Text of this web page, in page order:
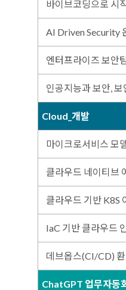
바이브코딩으로 시
AI Driven Security
엔터프라이즈 보안
인공지능과 보안,
Cloud_개발
마이크로서비스 모
클라우드 네이티브
클라우드 기반 K8S
IaC 기반 클라우드
데브옵스(CI/CD)
ChatGPT 업무자동